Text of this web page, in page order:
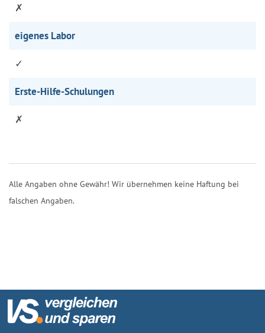
✗
eigenes Labor
✓
Erste-Hilfe-Schulungen
✗
Alle Angaben ohne Gewähr! Wir übernehmen keine Haftung bei
falschen Angaben.